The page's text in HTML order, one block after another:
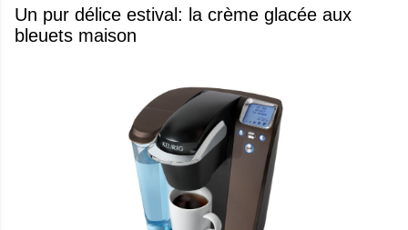
Un pur délice estival: la crème glacée aux
bleuets maison